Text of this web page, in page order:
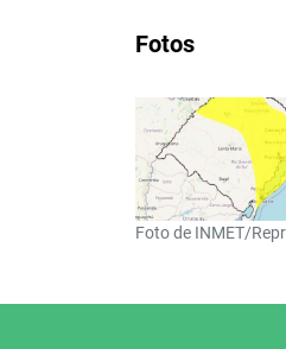
Fotos
Foto de INMET/